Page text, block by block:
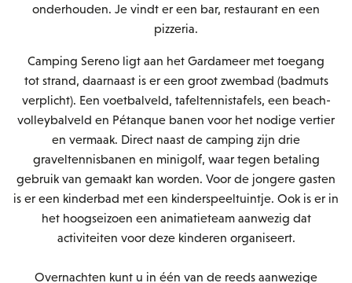
onderhouden. Je vindt er een bar, restaurant en een
pizzeria.
Camping Sereno ligt aan het Gardameer met toegang
tot strand, daarnaast is er een groot zwembad (badmuts
verplicht). Een voetbalveld, tafeltennistafels, een beach-
volleybalveld en Pétanque banen voor het nodige vertier
en vermaak. Direct naast de camping zijn drie
graveltennisbanen en minigolf, waar tegen betaling
gebruik van gemaakt kan worden. Voor de jongere gasten
is er een kinderbad met een kinderspeeltuintje. Ook is er in
het hoogseizoen een animatieteam aanwezig dat
activiteiten voor deze kinderen organiseert.
Overnachten kunt u in één van de reeds aanwezige